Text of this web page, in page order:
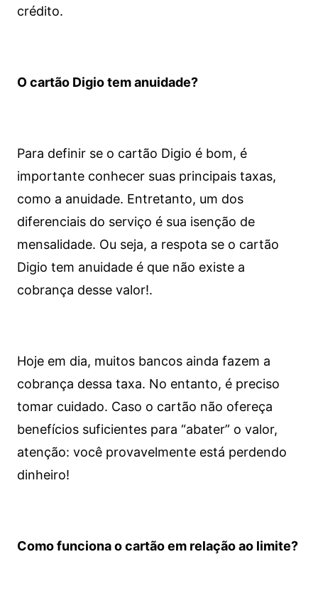
crédito.
O cartão Digio tem anuidade?
Para definir se o cartão Digio é bom, é
importante conhecer suas principais taxas,
como a anuidade. Entretanto, um dos
diferenciais do serviço é sua isenção de
mensalidade. Ou seja, a respota se o cartão
Digio tem anuidade é que não existe a
cobrança desse valor!.
Hoje em dia, muitos bancos ainda fazem a
cobrança dessa taxa. No entanto, é preciso
tomar cuidado. Caso o cartão não ofereça
benefícios suficientes para “abater” o valor,
atenção: você provavelmente está perdendo
dinheiro!
Como funciona o cartão em relação ao limite?